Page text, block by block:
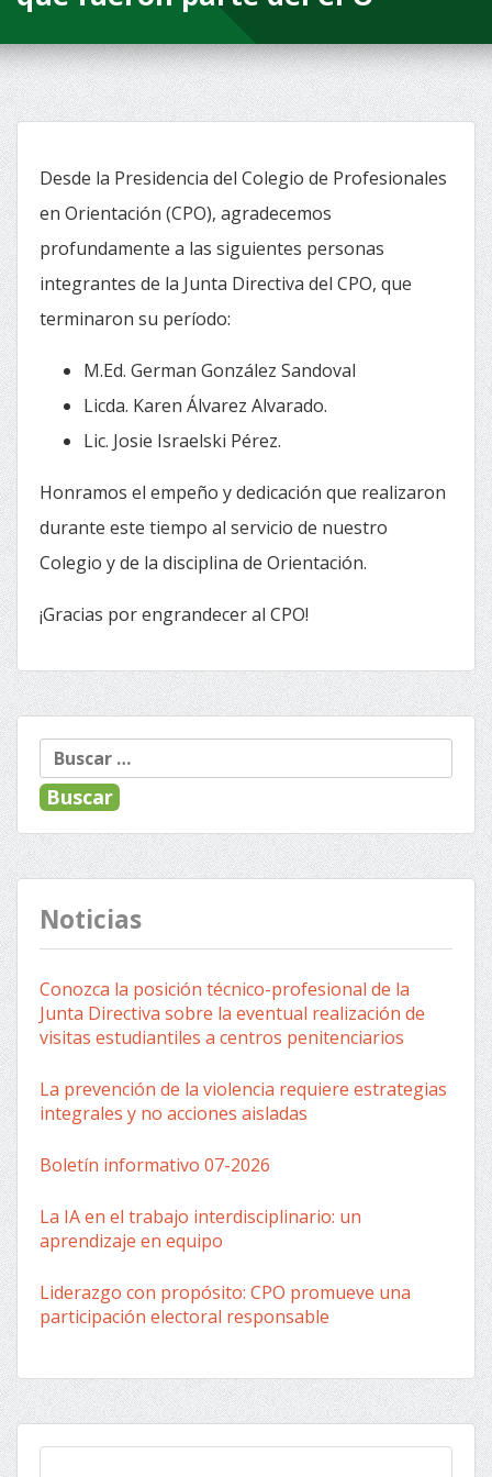
Desde la Presidencia del Colegio de Profesionales
en Orientación (CPO), agradecemos
profundamente a las siguientes personas
integrantes de la Junta Directiva del CPO, que
terminaron su período:
M.Ed. German González Sandoval
Licda. Karen Álvarez Alvarado.
Lic. Josie Israelski Pérez.
Honramos el empeño y dedicación que realizaron
durante este tiempo al servicio de nuestro
Colegio y de la disciplina de Orientación.
¡Gracias por engrandecer al CPO!
Buscar:
Noticias
Conozca la posición técnico-profesional de la
Junta Directiva sobre la eventual realización de
visitas estudiantiles a centros penitenciarios
La prevención de la violencia requiere estrategias
integrales y no acciones aisladas
Boletín informativo 07-2026
La IA en el trabajo interdisciplinario: un
aprendizaje en equipo
Liderazgo con propósito: CPO promueve una
participación electoral responsable